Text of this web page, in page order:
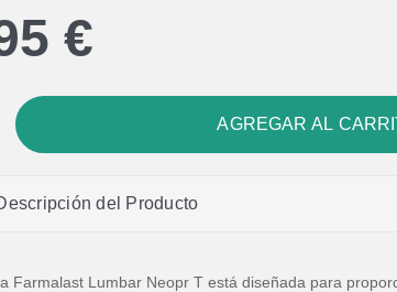
€
del Producto
Farmalast Lumbar Neopr T está diseñada para